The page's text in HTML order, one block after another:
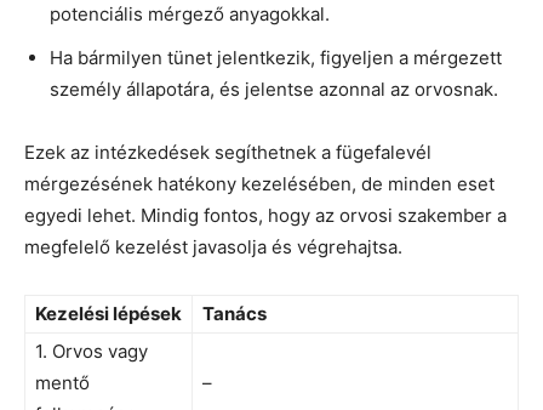
potenciális mérgező anyagokkal.
Ha bármilyen tünet jelentkezik, figyeljen a mérgezett
személy állapotára, és jelentse azonnal az orvosnak.
Ezek az intézkedések segíthetnek a fügefalevél
mérgezésének hatékony kezelésében, de minden eset
egyedi lehet. Mindig fontos, hogy az orvosi szakember a
megfelelő kezelést javasolja és végrehajtsa.
Kezelési lépések
Tanács
1. Orvos vagy
mentő
–